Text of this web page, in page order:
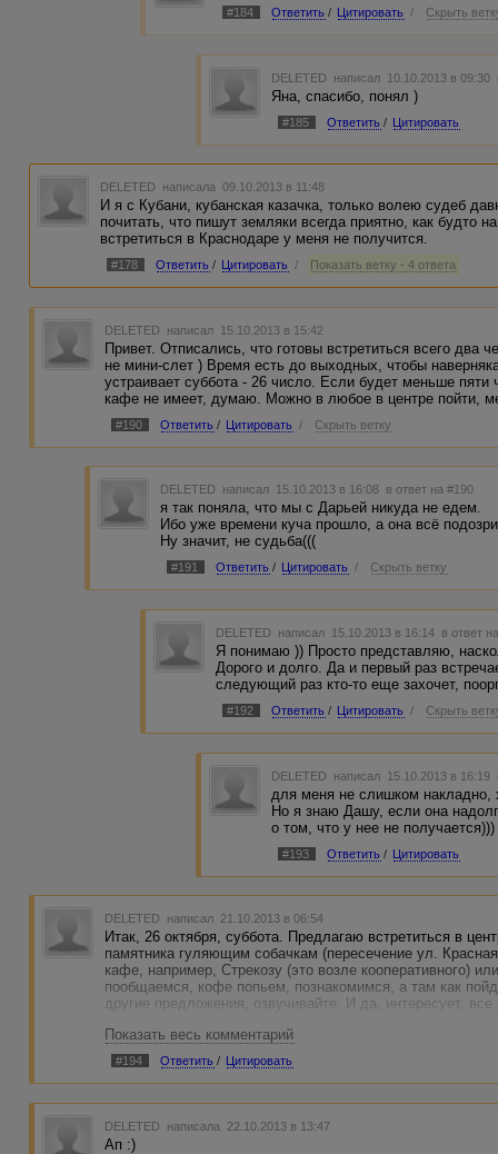
#184 Ответить / Цитировать / Скрыть
DELETED написал 10.10.2013 в 09:30
Яна, спасибо, понял )
#185 Ответить / Цитировать
DELETED написала 09.10.2013 в 11:48
И я с Кубани, кубанская казачка, только волею судеб
почитать, что пишут земляки всегда приятно, как будто
встретиться в Краснодаре у меня не получится.
#178 Ответить / Цитировать / Показать ветку - 4 ответа
DELETED написал 15.10.2013 в 15:42
Привет. Отписались, что готовы встретиться всего два
не мини-слет ) Время есть до выходных, чтобы
устраивает суббота - 26 число. Если будет меньше пяти
кафе не имеет, думаю. Можно в любое в центре пойти,
#190 Ответить / Цитировать / Скрыть ветку
DELETED написал 15.10.2013 в 16:08 в ответ на #190
я так поняла, что мы с Дарьей никуда не едем.
Ибо уже времени куча прошло, а она всё
Ну значит, не судьба(((
#191 Ответить / Цитировать / Скрыть ветку
DELETED написал 15.10.2013 в 16:14 в ответ
Я понимаю )) Просто представляю,
Дорого и долго. Да и первый раз
следующий раз кто-то еще захочет,
#192 Ответить / Цитировать / Скрыть
DELETED написал 15.10.2013 в 16:19
для меня не слишком
Но я знаю Дашу, если она
о том, что у нее не получается)))
#193 Ответить / Цитировать
DELETED написал 21.10.2013 в 06:54
Итак, 26 октября, суббота. Предлагаю встретиться в
памятника гуляющим собачкам (пересечение ул.
кафе, например, Стрекозу (это возле кооперативного)
пообщаемся, кофе попьем, познакомимся, а там как
другие предложения, озвучивайте. И да, интересует,
Показать весь комментарий
#194 Ответить / Цитировать
DELETED написала 22.10.2013 в 13:47
Ап :)